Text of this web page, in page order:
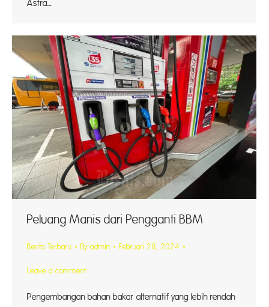
Astra…
Peluang Manis dari Pengganti BBM
Berita Terbaru By admin Februari 28, 2024
Leave a comment
Pengembangan bahan bakar alternatif yang lebih rendah